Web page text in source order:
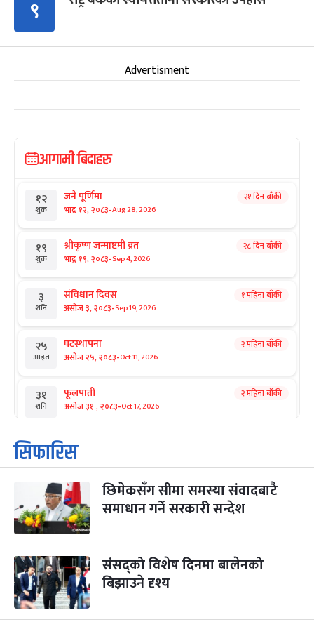
९
Advertisment
आगामी बिदाहरु
१२
शुक्र
जनै पूर्णिमा
भाद्र १२, २०८३-Aug 28, 2026
२१ दिन बाँकी
१९
शुक्र
श्रीकृष्ण जन्माष्टमी व्रत
भाद्र १९, २०८३-Sep 4, 2026
२८ दिन बाँकी
३
शनि
संविधान दिवस
असोज ३, २०८३-Sep 19, 2026
१ महिना बाँकी
२५
आइत
घटस्थापना
असोज २५, २०८३-Oct 11, 2026
२ महिना बाँकी
३१
शनि
फूलपाती
असोज ३१ , २०८३-Oct 17, 2026
२ महिना बाँकी
१
आइत
कार्तिक सङ्क्रान्ति
कार्तिक १, २०८३
३
मंगल
महानवमी
कार्तिक ३, २०८३-Oct 20, 2026
२ महिना बाँकी
४
बुध कार्तिक ४, २०८३ Oct 21, 2026
५
बिहि
पापा‌ङ्कुशा एकादशी व्रत
कार्तिक ५, २०८३
सिफारिस
छिमेकसँग सीमा समस्या संवादबाटै
समाधान गर्ने सरकारी सन्देश
संसद्को विशेष दिनमा बालेनको
बिझाउने दृश्य